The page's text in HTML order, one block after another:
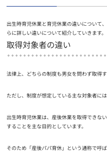
出生時育児休業と育児休業の違いについて
らに詳しい違いについて紹介していきます。
取得対象者の違い
法律上、どちらの制度も男女を問わず取得す
ただし、制度が想定している主な対象者には
出生時育児休業は、産後休業を取得できな
することを主な目的としています。
そのため「産後パパ育休」という通称で呼